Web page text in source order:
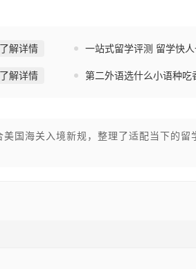
了解详情 一站式留学评测 留学快
了解详情 第二外语选什么小语种吃
国海关入境新规，整理了适配当下的留